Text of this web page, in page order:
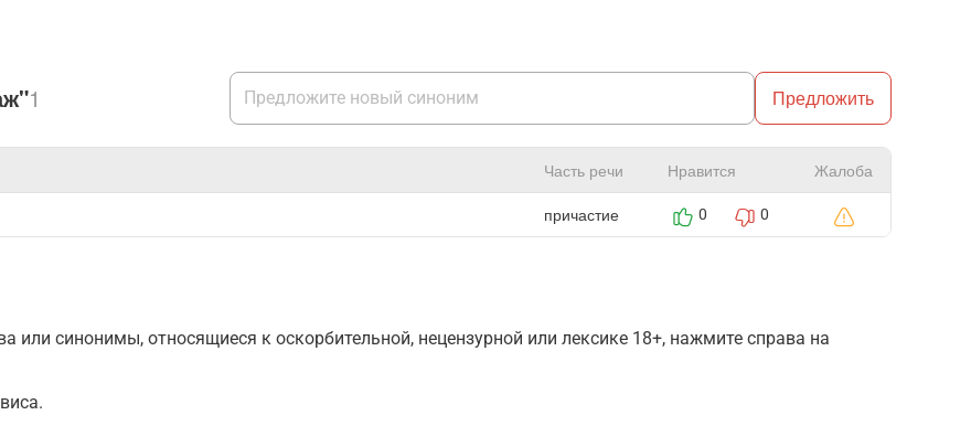
1 Предложить
Часть речи Нравится Жалоба
причастие 0 0
синонимы, относящиеся к оскорбительной, нецензурной или лексике 18+, нажмите справа на